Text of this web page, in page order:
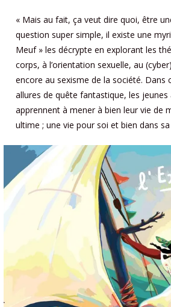
« Mais au fait, ça veut dire quoi, être
question super simple, il existe une
Meuf » les décrypte en explorant les
corps, à l’orientation sexuelle, au
encore au sexisme de la société. Dans
allures de quête fantastique, les jeunes
apprennent à mener à bien leur vie de
ultime ; une vie pour soi et bien dans sa